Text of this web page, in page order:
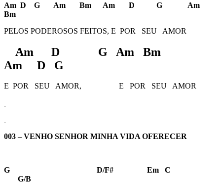
Am D G Am Bm Am D G Am
Bm
PELOS PODEROSOS FEITOS, E POR SEU AMOR
Am D G Am Bm
Am D G
E POR SEU AMOR, E POR SEU AMOR
003 – VENHO SENHOR MINHA VIDA OFERECER
G D/F# Em C
G/B